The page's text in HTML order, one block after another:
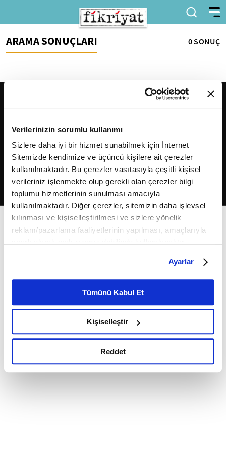
Verilerinizin sorumlu kullanımı
Sizlere daha iyi bir hizmet sunabilmek için İnternet
Sitemizde kendimize ve üçüncü kişilere ait çerezler
kullanılmaktadır. Bu çerezler vasıtasıyla çeşitli kişisel
verileriniz işlenmekte olup gerekli olan çerezler bilgi
toplumu hizmetlerinin sunulması amacıyla
kullanılmaktadır. Diğer çerezler, sitemizin daha işlevsel
kılınması ve kişiselleştirilmesi ve sizlere yönelik
reklam/pazarlama faaliyetlerinin yapılması, amaçlarıyla
belirleyebilirsiniz. Çerezlere ilişkin detaylı bilgi için
Ayarlar butonuna tıklayabilir,Çerez Bilgilendirme
Metnimizi ziyaret edebilirsiniz.
6698 sayılı Kişisel Verilerin Korunması Kanunu uyarınca
okumak ve sitemizi ziyaretiniz kapsamında
gerçekleştirilen veri işleme faaliyetleri ile ilgili daha
detaylı bilgi almak için lütfentıklayınız.
Ayarlar
Tümünü Kabul Et
Kişiselleştir
Reddet
ARAMA SONUÇLARI 0 SONUÇ
2026Fikriyat. Tüm hakları saklıdır.